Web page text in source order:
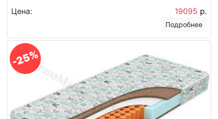
Цена: 19095 р.
Подробнее
-25%